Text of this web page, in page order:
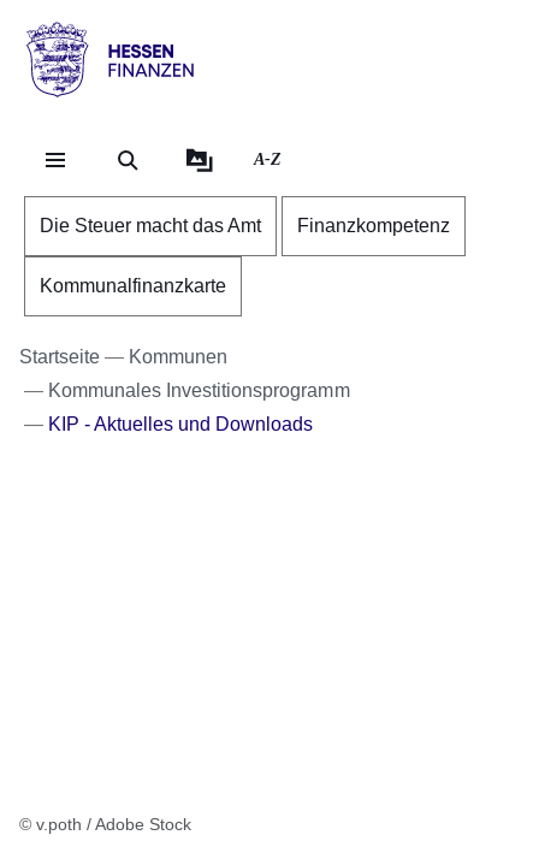
Hessen
Finanzen
A-Z
Die Steuer macht das Amt Finanzkompetenz
Kommunalfinanzkarte
Startseite
Kommunen
Kommunales Investitionsprogramm
KIP - Aktuelles und Downloads
© v.poth / Adobe Stock